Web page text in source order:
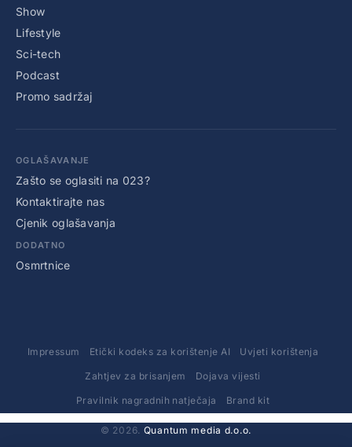
Show
Lifestyle
Sci-tech
Podcast
Promo sadržaj
OGLAŠAVANJE
Zašto se oglasiti na 023?
Kontaktirajte nas
Cjenik oglašavanja
DODATNO
Osmrtnice
Impressum Etički kodeks za korištenje AI Uvjeti korištenja
Zahtjev za brisanjem Dojava vijesti
Pravilnik nagradnih natječaja Brand kit
© 2026. Quantum media d.o.o.